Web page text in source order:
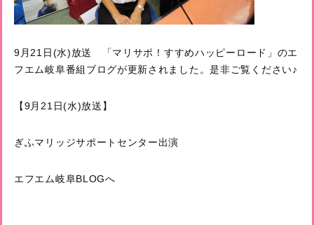
9月21日(水)放送 「マリサポ！すすめハッピーロード」のエ
フエム岐阜番組ブログが更新されました。是非ご覧ください♪
【9月21日(水)放送】
ぎふマリッジサポートセンター出演
エフエム岐阜BLOGへ